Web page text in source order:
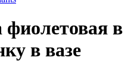
в
в вазе